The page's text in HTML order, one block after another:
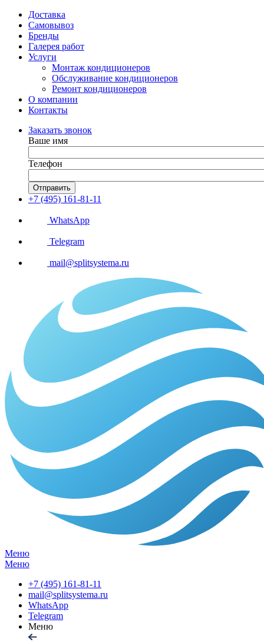
Доставка
Самовывоз
Бренды
Галерея работ
Услуги
Монтаж кондиционеров
Обслуживание кондиционеров
Ремонт кондиционеров
О компании
Контакты
Заказать звонок
Ваше имя
Телефон
Отправить
+7 (495) 161-81-11
WhatsApp
Telegram
mail@splitsystema.ru
Меню
Меню
+7 (495) 161-81-11
mail@splitsystema.ru
WhatsApp
Telegram
Меню